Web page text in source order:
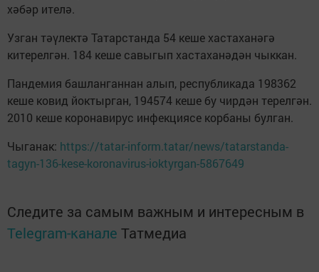
хәбәр ителә.
Узган тәүлектә Татарстанда 54 кеше хастаханәгә
китерелгән. 184 кеше савыгып хастаханәдән чыккан.
Пандемия башланганнан алып, республикада 198362
кеше ковид йоктырган, 194574 кеше бу чирдән терелгән.
2010 кеше коронавирус инфекциясе корбаны булган.
Чыганак: https://tatar-inform.tatar/news/tatarstanda-
tagyn-136-kese-koronavirus-ioktyrgan-5867649
Следите за самым важным и интересным в
Telegram-канале Татмедиа